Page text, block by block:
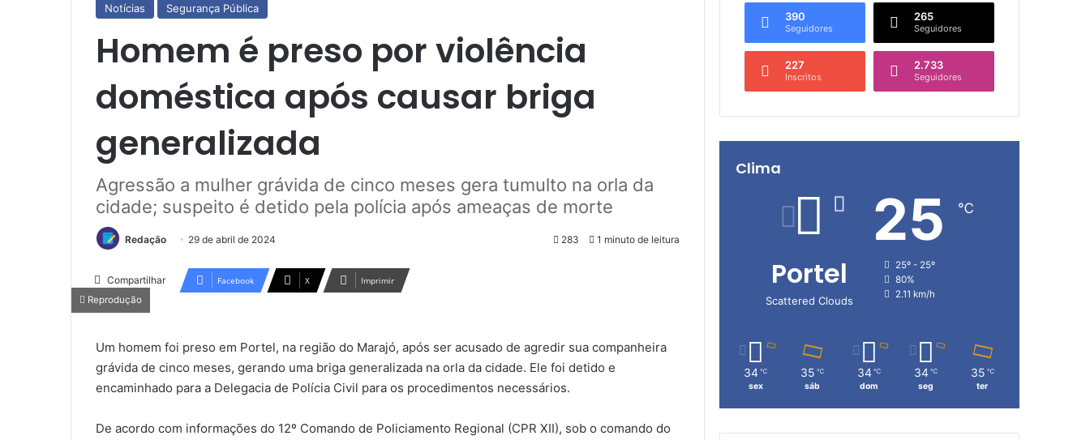
Notícias Segurança Pública
Homem é preso por violência
doméstica após causar briga
generalizada
Agressão a mulher grávida de cinco meses gera tumulto na orla da
cidade; suspeito é detido pela polícia após ameaças de morte
Redação 29 de abril de 2024 283 1 minuto de leitura
Compartilhar Facebook X
Imprimir
Reprodução
Um homem foi preso em Portel, na região do Marajó, após ser acusado de agredir sua companheira
grávida de cinco meses, gerando uma briga generalizada na orla da cidade. Ele foi detido e
encaminhado para a Delegacia de Polícia Civil para os procedimentos necessários.
De acordo com informações do 12º Comando de Policiamento Regional (CPR XII), sob o comando do
390
Seguidores
265
Seguidores
227
Inscritos
2.733
Seguidores
Clima
Portel
Scattered Clouds
25 ℃
25º - 25º
80%
2.11 km/h
34 ℃
sex
35 ℃
sáb
34 ℃
dom
34 ℃
seg
35 ℃
ter